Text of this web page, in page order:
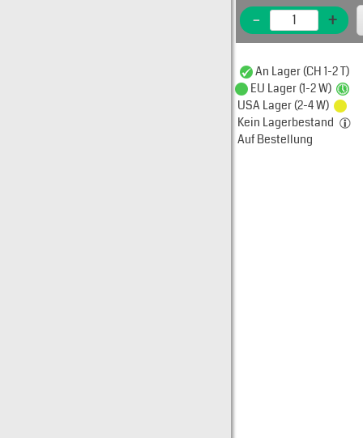
1
CHF 112.000
- +
An Lager (CH 1-2 T)
EU Lager (1-2 W)
USA Lager (2-4 W)
Kein Lagerbestand
Auf Bestellung